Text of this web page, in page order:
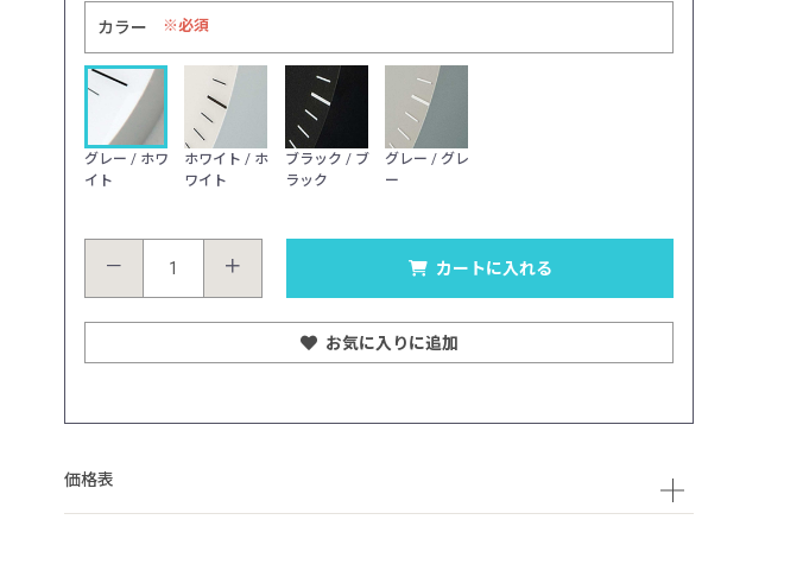
カラー 必須
グレー / ホワ
イト
ホワイト / ホ
ワイト
ブラック / ブ
ラック
グレー / グレ
ー
－ ＋ カートに入れる
お気に入りに追加
価格表
カラー：グレー / ホワイト